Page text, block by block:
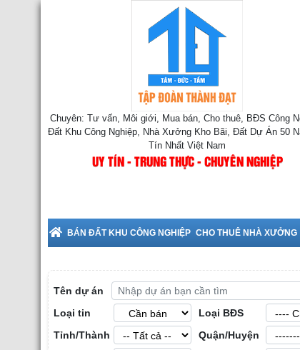
Chuyên: Tư vấn, Môi giới, Mua bán, Cho thuê, BĐS Công
Đất Khu Công Nghiệp, Nhà Xưởng Kho Bãi, Đất Dự Án 50
Tín Nhất Việt Nam
UY TÍN - TRUNG THỰC - CHUYÊN NGHIỆP
BÁN ĐẤT KHU CÔNG NGHIỆP CHO THUÊ NHÀ XƯỞNG
Tên dự án
Loại tin
Loại BĐS
Tỉnh/Thành
Quận/Huyện